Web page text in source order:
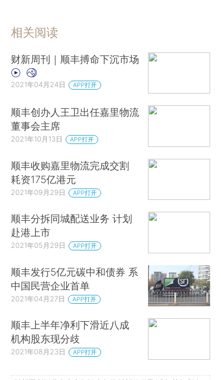
相关阅读
财新周刊｜顺丰搏命下沉市场
2021年04月24日 APP打开
顺丰创办人王卫出任嘉里物流
董事会主席
2021年10月13日 APP打开
顺丰收购嘉里物流完成交割
耗资175亿港元
2021年09月29日 APP打开
顺丰分拆同城配送业务 计划
赴港上市
2021年05月29日 APP打开
顺丰发行5亿元碳中和债券 系
中国民营企业首单
2021年04月27日 APP打开
顺丰上半年净利下滑近八成
机构股东现分歧
2021年08月23日 APP打开